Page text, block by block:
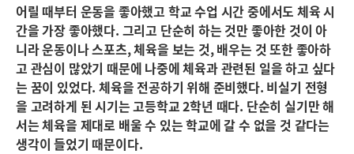
어릴 때부터 운동을 좋아했고 학교 수업 시간 중에서도 체육 시
간을 가장 좋아했다. 그리고 단순히 하는 것만 좋아한 것이 아
니라 운동이나 스포츠, 체육을 보는 것, 배우는 것 또한 좋아하
고 관심이 많았기 때문에 나중에 체육과 관련된 일을 하고 싶다
는 꿈이 있었다. 체육을 전공하기 위해 준비했다. 비실기 전형
을 고려하게 된 시기는 고등학교 2학년 때다. 단순히 실기만 해
서는 체육을 제대로 배울 수 있는 학교에 갈 수 없을 것 같다는
생각이 들었기 때문이다.